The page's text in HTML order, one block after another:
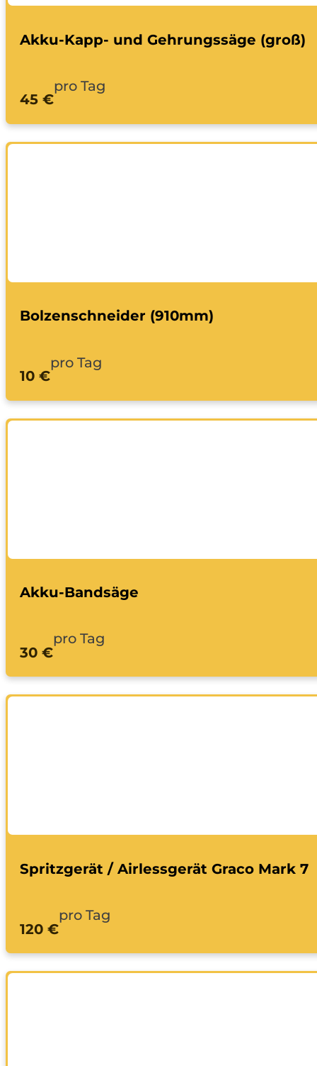
Akku-Kapp- und Gehrungssäge (groß)
45 €
pro Tag
Bolzenschneider (910mm)
10 €
pro Tag
Akku-Bandsäge
30 €
pro Tag
Spritzgerät / Airlessgerät Graco Mark 7
120 €
pro Tag